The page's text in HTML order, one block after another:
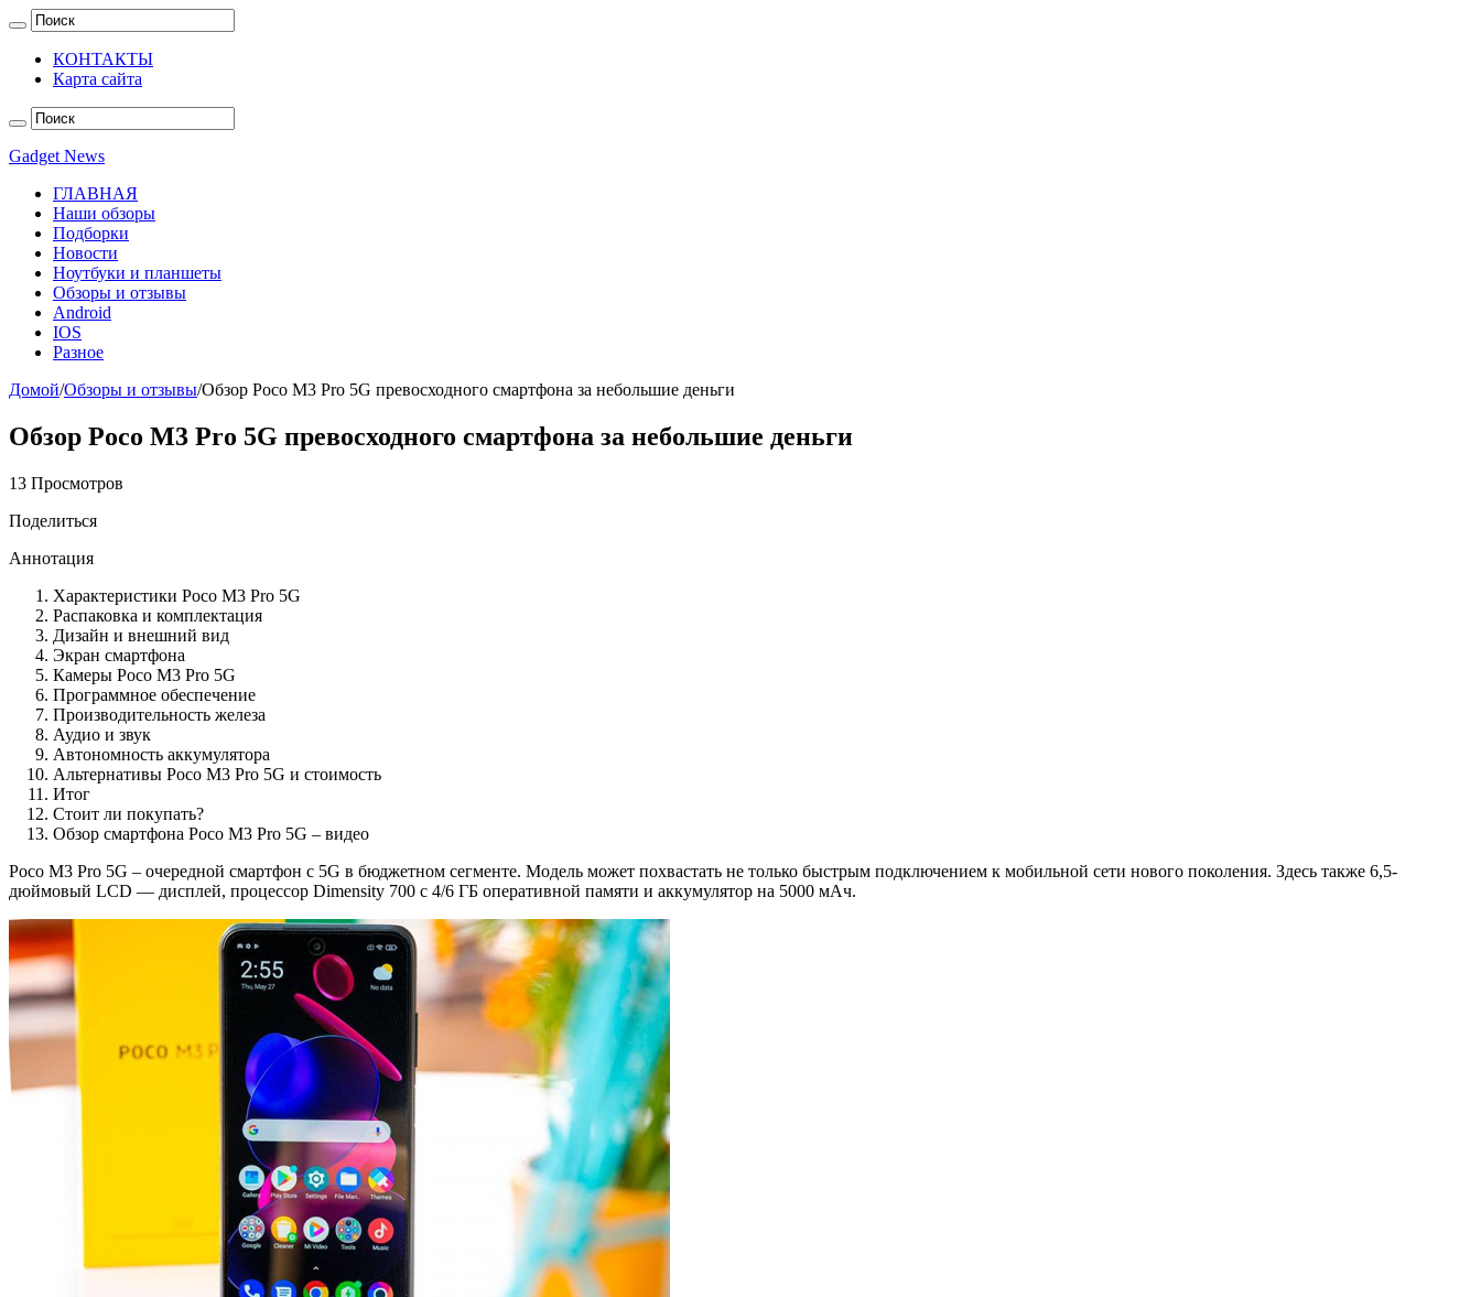
КОНТАКТЫ
Карта сайта
Gadget News
ГЛАВНАЯ
Наши обзоры
Подборки
Новости
Ноутбуки и планшеты
Обзоры и отзывы
Android
IOS
Разное
Домой/Обзоры и отзывы/Обзор Poco M3 Pro 5G превосходного смартфона за небольшие деньги
Обзор Poco M3 Pro 5G превосходного смартфона за небольшие деньги
13 Просмотров
Поделиться
Аннотация
Характеристики Poco M3 Pro 5G
Распаковка и комплектация
Дизайн и внешний вид
Экран смартфона
Камеры Poco M3 Pro 5G
Программное обеспечение
Производительность железа
Аудио и звук
Автономность аккумулятора
Альтернативы Poco M3 Pro 5G и стоимость
Итог
Стоит ли покупать?
Обзор смартфона Poco M3 Pro 5G – видео
Poco M3 Pro 5G – очередной смартфон с 5G в бюджетном сегменте. Модель может похвастать не только быстрым подключением к мобильной сети нового поколения. Здесь также 6,5-
дюймовый LCD — дисплей, процессор Dimensity 700 с 4/6 ГБ оперативной памяти и аккумулятор на 5000 мАч.